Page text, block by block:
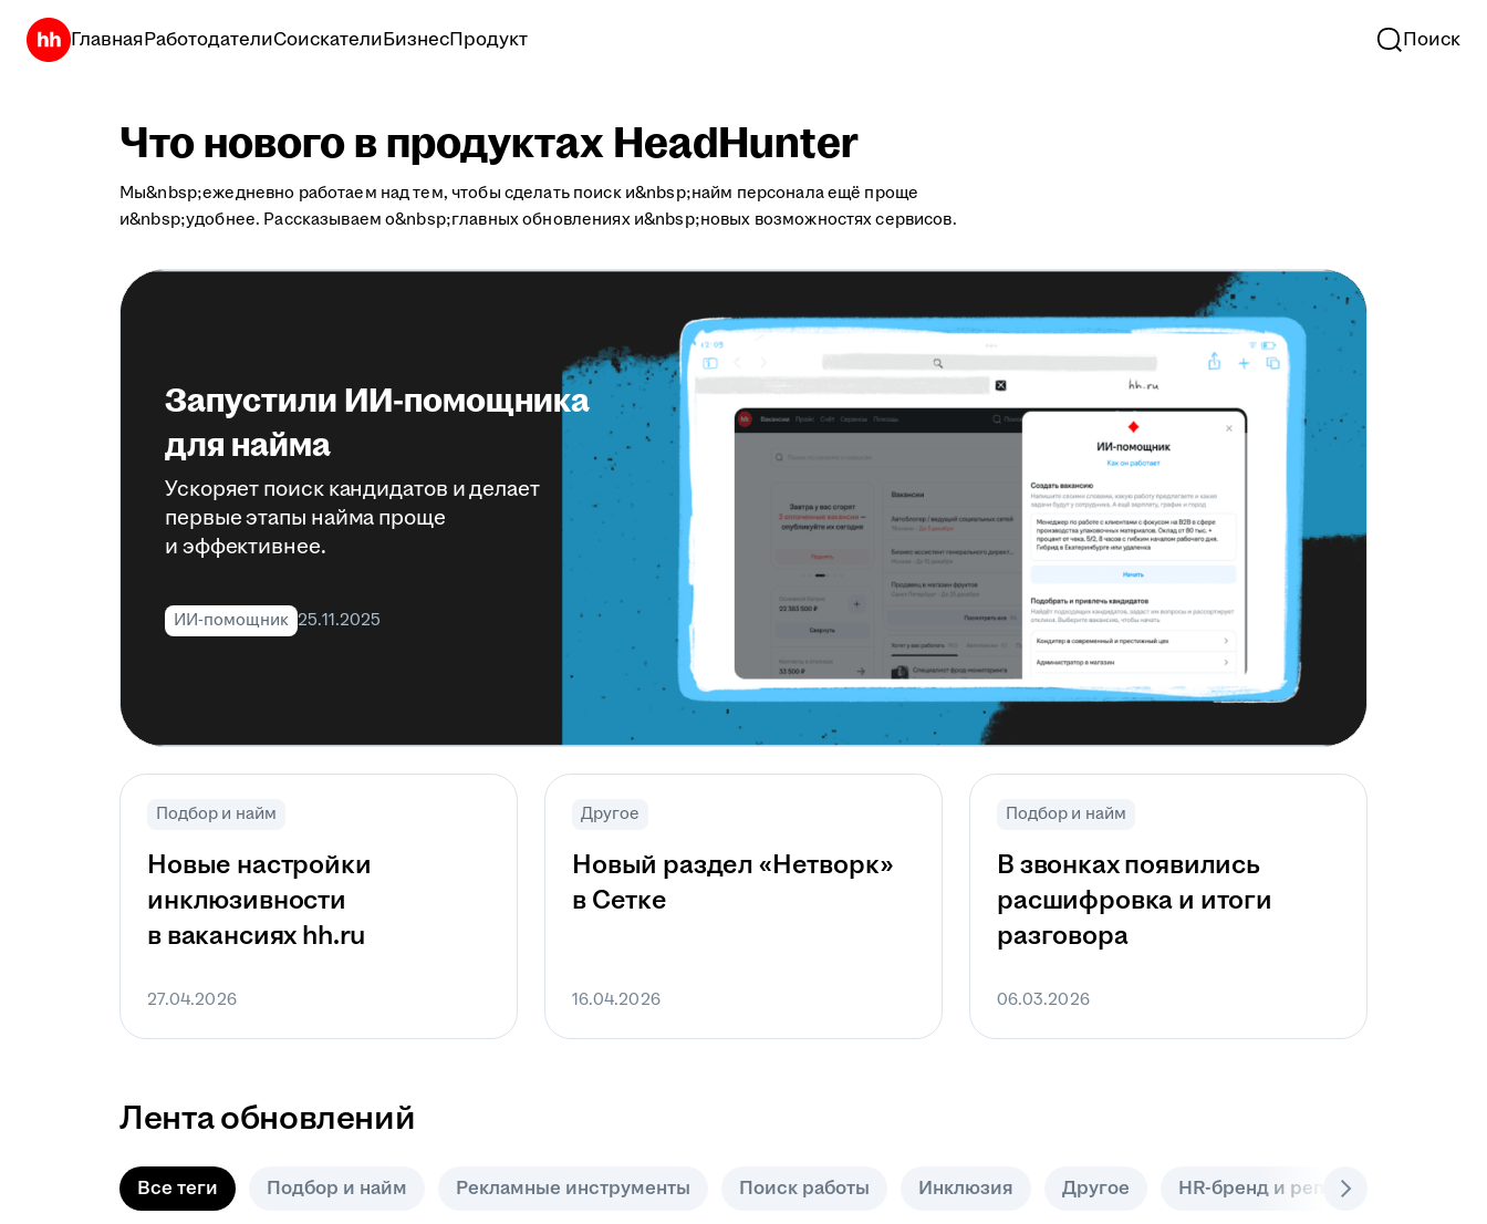
ГлавнаяРаботодателиСоискателиБизнесПродукт Поиск
Что нового в продуктах HeadHunter
Мы&nbsp;ежедневно работаем над тем, чтобы сделать поиск и&nbsp;найм персонала ещё проще
и&nbsp;удобнее. Рассказываем о&nbsp;главных обновлениях и&nbsp;новых возможностях сервисов.
Запустили ИИ-помощника
для найма
Ускоряет поиск кандидатов и делает
первые этапы найма проще
и эффективнее.
ИИ-помощник 25.11.2025
Подбор и найм
Новые настройки
инклюзивности
в вакансиях hh.ru
27.04.2026
Другое
Новый раздел «Нетворк»
в Сетке
16.04.2026
Подбор и найм
В звонках появились
расшифровка и итоги
разговора
06.03.2026
Лента обновлений
Все теги Подбор и найм Рекламные инструменты Поиск работы Инклюзия Другое HR-бренд и репутация